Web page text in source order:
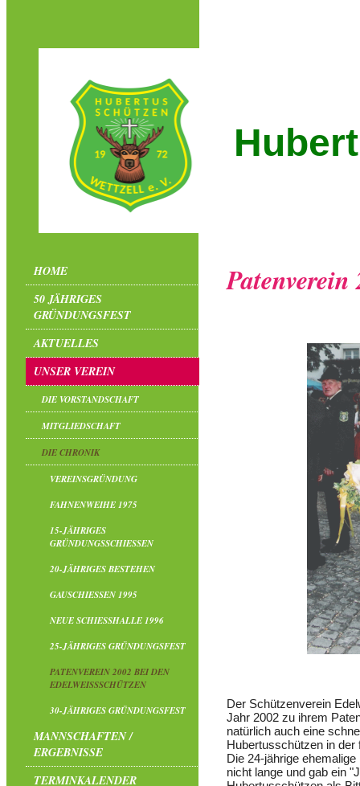
HOME
50 JÄHRIGES
GRÜNDUNGSFEST
AKTUELLES
UNSER VEREIN
DIE VORSTANDSCHAFT
MITGLIEDSCHAFT
DIE CHRONIK
VEREINSGRÜNDUNG
FAHNENWEIHE 1975
15-JÄHRIGES
GRÜNDUNGSSCHIESSEN
20-JÄHRIGES BESTEHEN
GAUSCHIESSEN 1995
NEUE SCHIESSHALLE 1996
25-JÄHRIGES GRÜNDUNGSFEST
PATENVEREIN 2002 BEI DEN
EDELWEISSSCHÜTZEN
30-JÄHRIGES GRÜNDUNGSFEST
MANNSCHAFTEN /
ERGEBNISSE
TERMINKALENDER
Patenverein
Der Schützenverein
Jahr 2002 zu ihrem
natürlich auch eine
Hubertusschützen in der
Die 24-jährige
nicht lange und gab ein